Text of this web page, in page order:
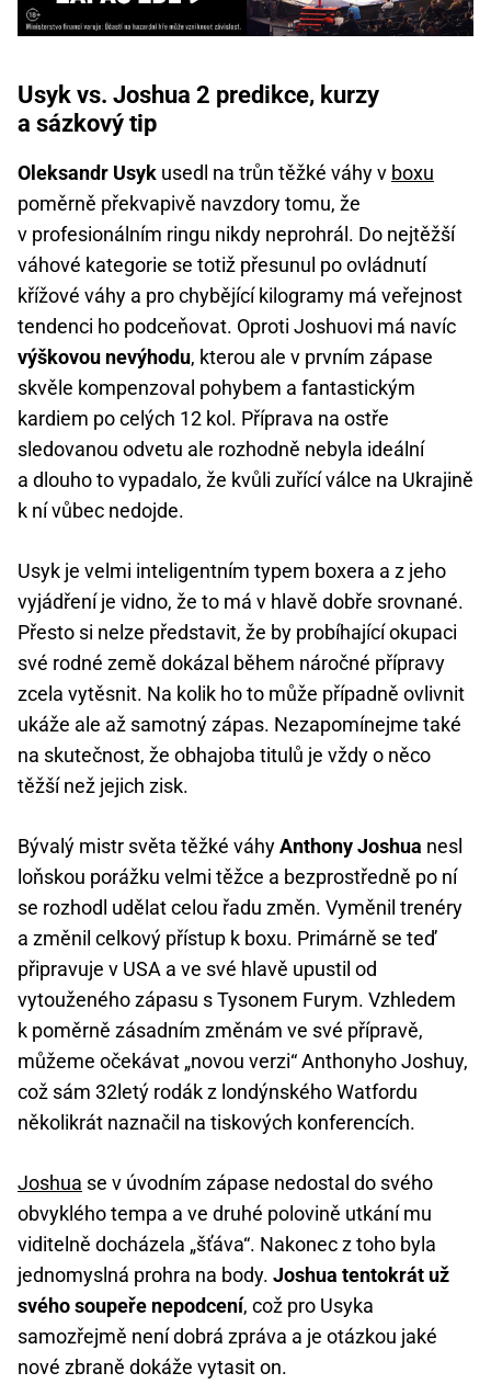
Usyk vs. Joshua 2 predikce, kurzy
a sázkový tip
Oleksandr Usyk usedl na trůn těžké váhy v boxu
poměrně překvapivě navzdory tomu, že
v profesionálním ringu nikdy neprohrál. Do nejtěžší
váhové kategorie se totiž přesunul po ovládnutí
křížové váhy a pro chybějící kilogramy má veřejnost
tendenci ho podceňovat. Oproti Joshuovi má navíc
výškovou nevýhodu, kterou ale v prvním zápase
skvěle kompenzoval pohybem a fantastickým
kardiem po celých 12 kol. Příprava na ostře
sledovanou odvetu ale rozhodně nebyla ideální
a dlouho to vypadalo, že kvůli zuřící válce na Ukrajině
k ní vůbec nedojde.
Usyk je velmi inteligentním typem boxera a z jeho
vyjádření je vidno, že to má v hlavě dobře srovnané.
Přesto si nelze představit, že by probíhající okupaci
své rodné země dokázal během náročné přípravy
zcela vytěsnit. Na kolik ho to může případně ovlivnit
ukáže ale až samotný zápas. Nezapomínejme také
na skutečnost, že obhajoba titulů je vždy o něco
těžší než jejich zisk.
Bývalý mistr světa těžké váhyAnthony Joshua nesl
loňskou porážku velmi těžce a bezprostředně po ní
se rozhodl udělat celou řadu změn. Vyměnil trenéry
a změnil celkový přístup k boxu. Primárně se teď
připravuje v USA a ve své hlavě upustil od
vytouženého zápasu s Tysonem Furym. Vzhledem
k poměrně zásadním změnám ve své přípravě,
můžeme očekávat „novou verzi“ Anthonyho Joshuy,
což sám 32letý rodák z londýnského Watfordu
několikrát naznačil na tiskových konferencích.
Joshua se v úvodním zápase nedostal do svého
obvyklého tempa a ve druhé polovině utkání mu
viditelně docházela „šťáva“. Nakonec z toho byla
jednomyslná prohra na body. Joshua tentokrát už
svého soupeře nepodcení, což pro Usyka
samozřejmě není dobrá zpráva a je otázkou jaké
nové zbraně dokáže vytasit on.